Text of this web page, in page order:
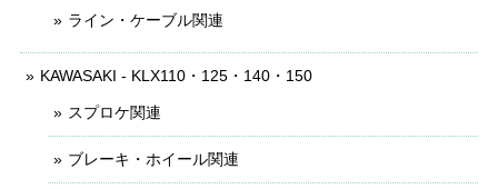
ライン・ケーブル関連
KAWASAKI - KLX110・125・140・150
スプロケ関連
ブレーキ・ホイール関連